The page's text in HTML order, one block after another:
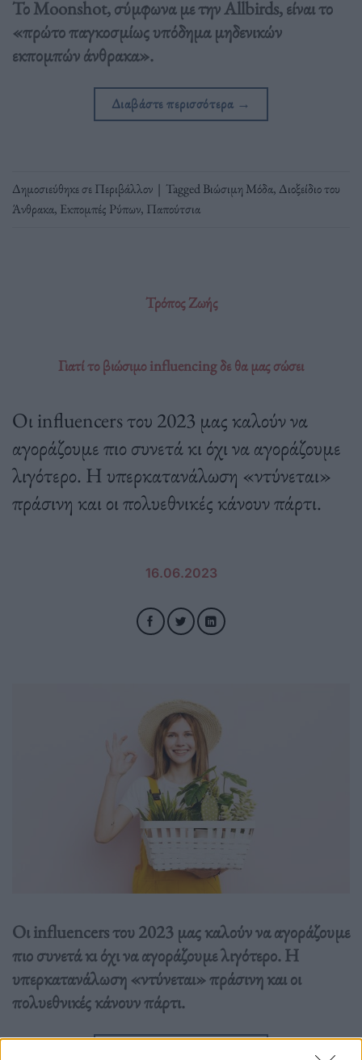
Το Moonshot, σύμφωνα με την Allbirds, είναι το
«πρώτο παγκοσμίως υπόδημα μηδενικών
εκπομπών άνθρακα».
Διαβάστε περισσότερα →
Δημοσιεύθηκε σεΠεριβάλλον | TaggedΒιώσιμη Μόδα, Διοξείδιο του
Άνθρακα, Εκπομπές Ρύπων, Παπούτσια
Τρόπος Ζωής
Γιατί το βιώσιμο influencing δε θα μας σώσει
Οι influencers του 2023 μας καλούν να
αγοράζουμε πιο συνετά κι όχι να αγοράζουμε
λιγότερο. Η υπερκατανάλωση «ντύνεται»
πράσινη και οι πολυεθνικές κάνουν πάρτι.
16.06.2023
Οι influencers του 2023 μας καλούν να αγοράζουμε
πιο συνετά κι όχι να αγοράζουμε λιγότερο. Η
υπερκατανάλωση «ντύνεται» πράσινη και οι
πολυεθνικές κάνουν πάρτι.